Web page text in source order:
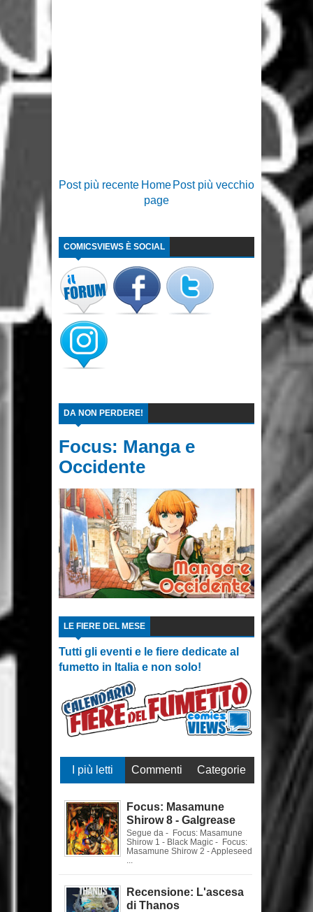
Post più recente Post più vecchio
Home
page
COMICSVIEWS È SOCIAL
DA NON PERDERE!
Focus: Manga e
Occidente
LE FIERE DEL MESE
Tutti gli eventi e le fiere dedicate al
fumetto in Italia e non solo!
I più letti Commenti Categorie
Focus: Masamune
Shirow 8 - Galgrease
Segue da - Focus: Masamune
Shirow 1 - Black Magic - Focus:
Masamune Shirow 2 - Appleseed
...
Recensione: L'ascesa
di Thanos